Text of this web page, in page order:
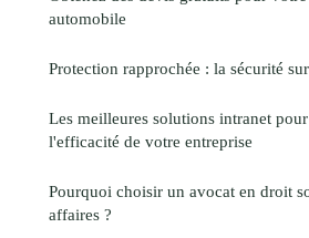
automobile
Protection rapprochée : la sécurité
Les meilleures solutions intranet
l'efficacité de votre entreprise
Pourquoi choisir un avocat en droit
affaires ?